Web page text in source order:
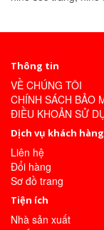
Thông tin
VỀ CHÚNG TÔI
CHÍNH SÁCH BẢO
ĐIỀU KHOẢN SỬ
Dịch vụ khách hàng
Liên hệ
Đổi hàng
Sơ đồ trang
Tiện ích
Nhà sản xuất